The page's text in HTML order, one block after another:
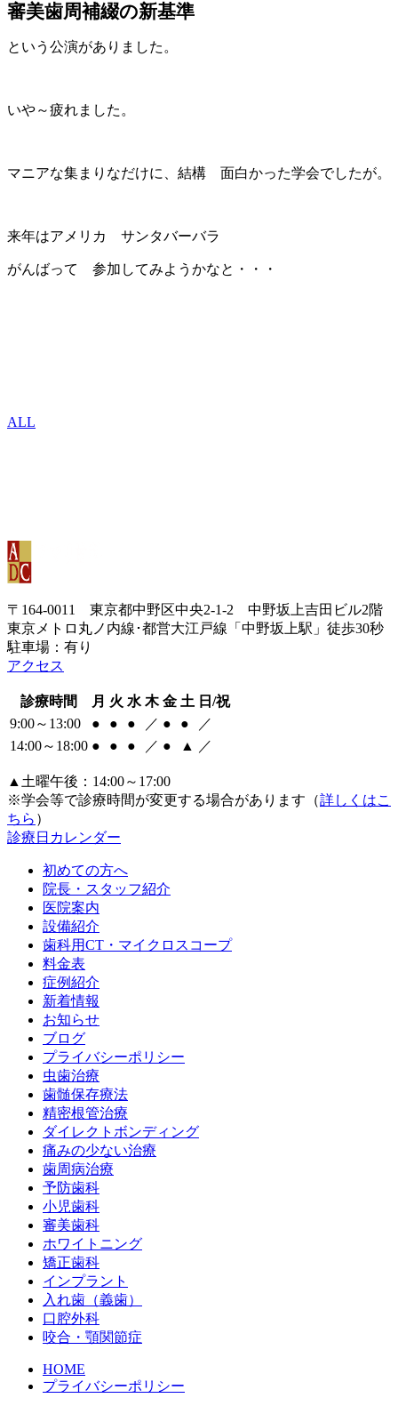
審美歯周補綴の新基準
という公演がありました。
いや～疲れました。
マニアな集まりなだけに、結構 面白かった学会でしたが。
来年はアメリカ サンタバーバラ
がんばって 参加してみようかなと・・・
ALL
〒164-0011 東京都中野区中央2-1-2 中野坂上吉田ビル2階
東京メトロ丸ノ内線･都営大江戸線「中野坂上駅」徒歩30秒
駐車場：有り
アクセス
診療時間 月 火 水 木 金 土 日/祝
9:00～13:00
● ● ● ／ ● ●
／
14:00～18:00 ● ● ● ／ ● ▲ ／
▲土曜午後：14:00～17:00
※学会等で診療時間が変更する場合があります（詳しくはこ
ちら ）
診療日カレンダー
初めての方へ
院長・スタッフ紹介
医院案内
設備紹介
歯科用CT・マイクロスコープ
料金表
症例紹介
新着情報
お知らせ
ブログ
プライバシーポリシー
虫歯治療
歯髄保存療法
精密根管治療
ダイレクトボンディング
痛みの少ない治療
歯周病治療
予防歯科
小児歯科
審美歯科
ホワイトニング
矯正歯科
インプラント
入れ歯（義歯）
口腔外科
咬合・顎関節症
HOME
プライバシーポリシー